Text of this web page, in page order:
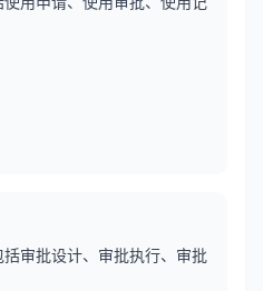
审批设计、审批执行、审批